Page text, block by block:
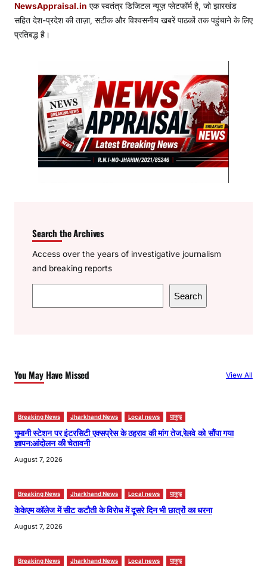
NewsAppraisal.in एक स्वतंत्र डिजिटल न्यूज़ प्लेटफॉर्म है, जो झारखंड
सहित देश-प्रदेश की ताज़ा, सटीक और विश्वसनीय खबरें पाठकों तक पहुंचाने के लिए
प्रतिबद्ध है।
Search the Archives
Access over the years of investigative journalism
and breaking reports
e
h
Search
You May Have Missed View All
Breaking News Jharkhand News Local news पाकुड़
गुमानी स्टेशन पर इंटरसिटी एक्सप्रेस के ठहराव की मांग तेज,रेलवे को सौंपा गया
ज्ञापन:आंदोलन की चेतावनी
August 7, 2026
Breaking News Jharkhand News Local news पाकुड़
केकेएम कॉलेज में सीट कटौती के विरोध में दूसरे दिन भी छात्रों का धरना
August 7, 2026
Breaking News Jharkhand News Local news पाकुड़